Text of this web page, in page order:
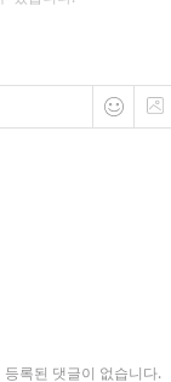
등록된 댓글이 없습니다.